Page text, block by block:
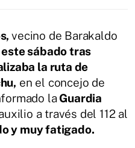
vecino de Barakaldo
sábado tras
la ruta de
en el concejo de
la Guardia
a través del 112 al
y muy fatigado.